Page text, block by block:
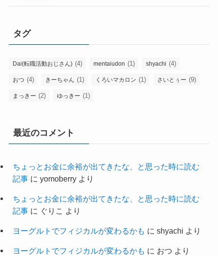
タグ
Dai(転職活動おじさん) (4) mentaiudon (1) shyachi (4)
おつ (4) きーちゃん (1) くろいマカロン (1) さいとぅー (9)
まっきー (2) ゆっきー (1)
最近のコメント
ちょっとお金に余裕が出てきたな、と思った時に読む
記事に yomoberryより
ちょっとお金に余裕が出てきたな、と思った時に読む
記事に ぐりこ より
ヨーグルトでフィジカルが変わるかも に shyachi より
ヨーグルトでフィジカルが変わるかも に おつ より